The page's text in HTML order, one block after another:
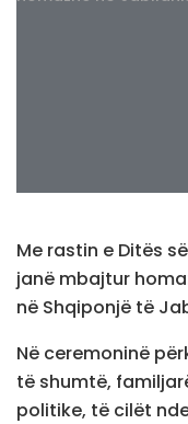
Me rastin e Ditës
janë mbajtur
në Shqiponjë të
Në ceremoninë
të shumtë,
politike, të cilët